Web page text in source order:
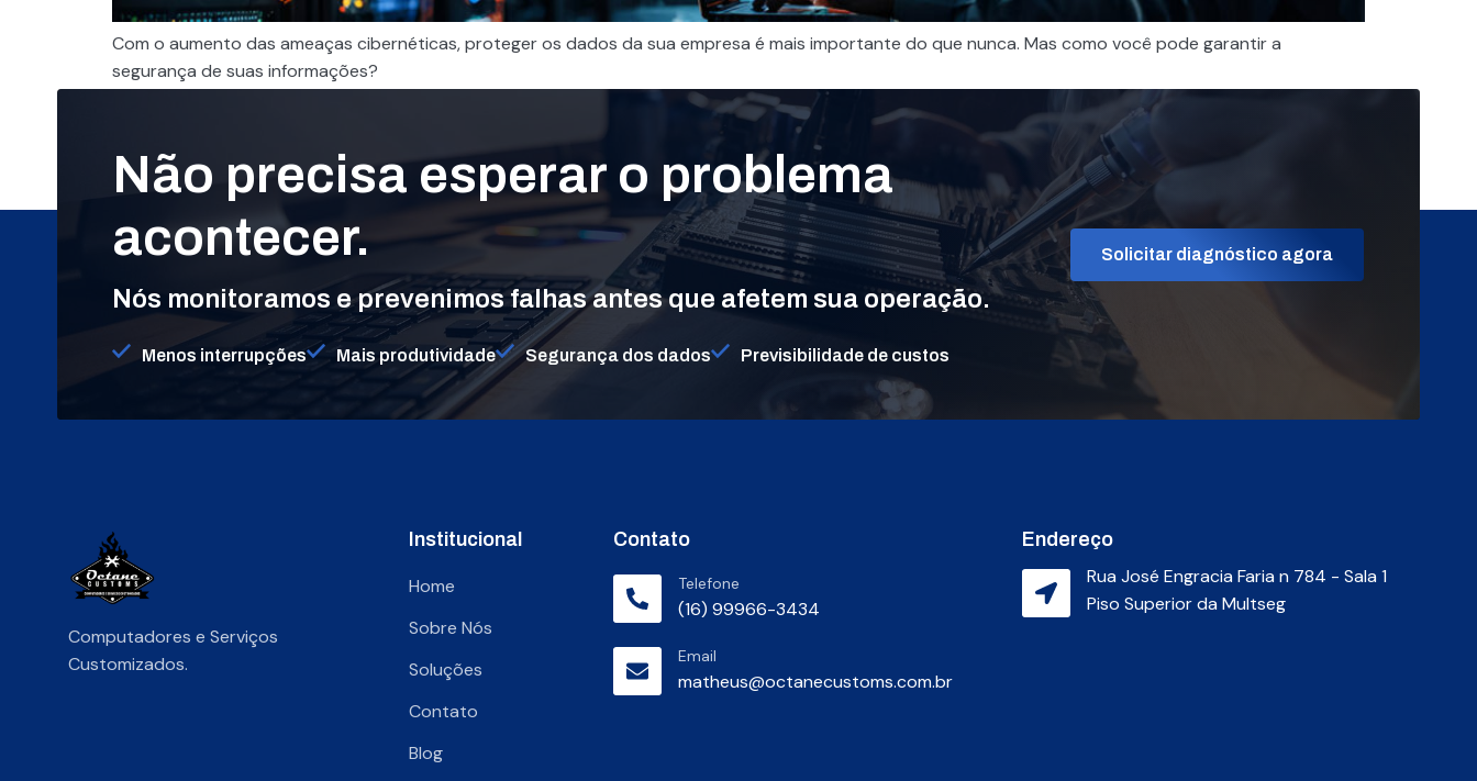
Com o aumento das ameaças cibernéticas, proteger os dados da sua empresa é mais importante do que nunca. Mas como você pode garantir a
segurança de suas informações?
Não precisa esperar o problema
acontecer.
Nós monitoramos e prevenimos falhas antes que afetem sua operação.
Menos interrupções Mais produtividade Segurança dos dados Previsibilidade de custos
Solicitar diagnóstico agora
Computadores e Serviços
Customizados.
Institucional
Home
Sobre Nós
Soluções
Contato
Blog
Contato
Telefone
(16) 99966-3434
Email
matheus@octanecustoms.com.br
Endereço
Rua José Engracia Faria n 784 - Sala 1
Piso Superior da Multseg